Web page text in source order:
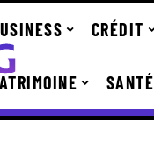
CRÉDIT
SANTÉ